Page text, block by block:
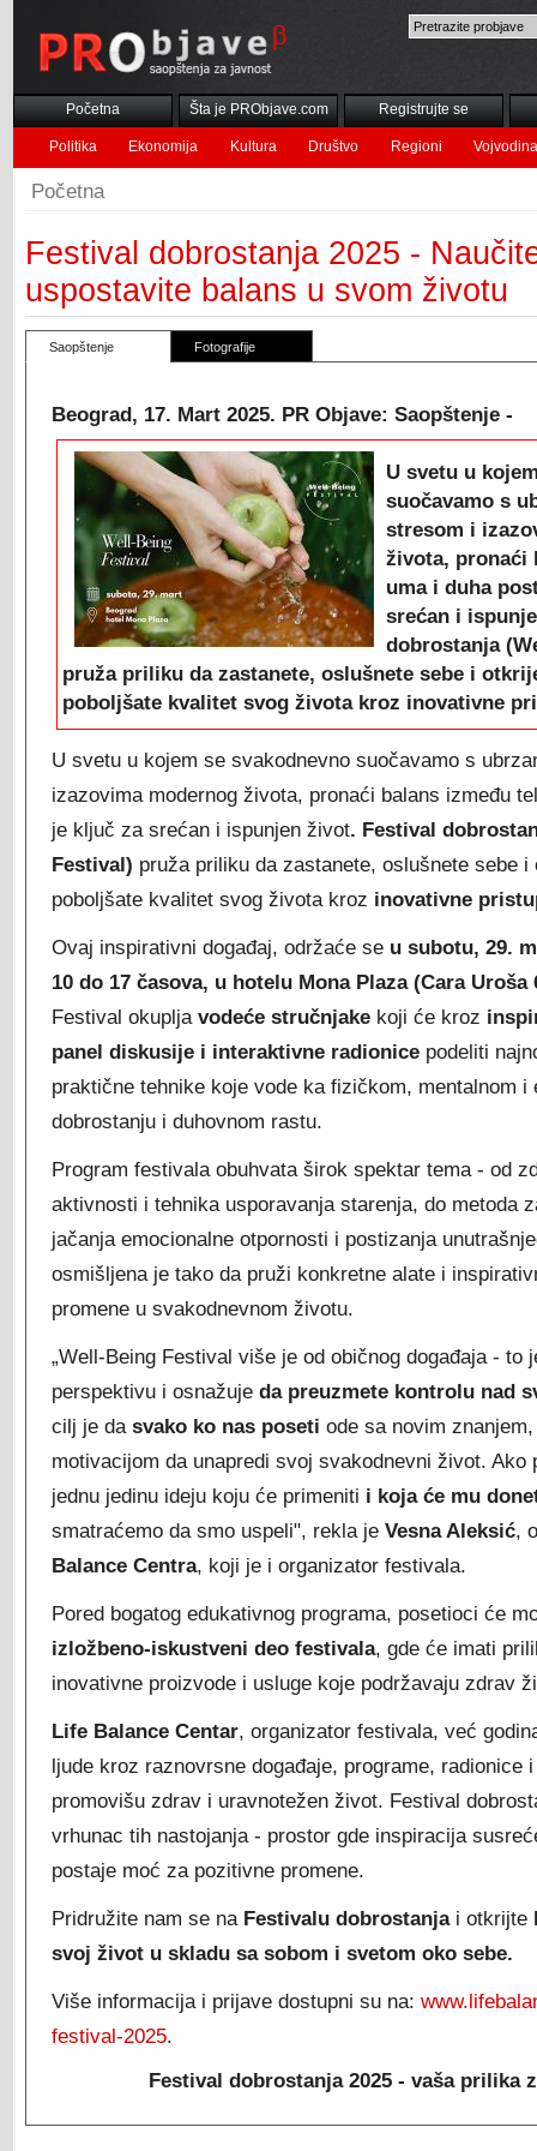
Početna Šta je PRObjave.com Registrujte se
Politika Ekonomija Kultura Društvo Regioni Vojvodina
Početna
Festival dobrostanja 2025 -
uspostavite balans u svom životu
Saopštenje Fotografije
Beograd, 17. Mart 2025. PR Objave: Saopštenje -
U svetu u
suočavamo s
stresom i
života, pronaći
uma i duha
srećan i
dobrostanja
pruža priliku da zastanete, oslušnete sebe i
poboljšate kvalitet svog života kroz inovativne
U svetu u kojem se svakodnevno suočavamo s
izazovima modernog života, pronaći balans između
je ključ za srećan i ispunjen život. Festival
Festival) pruža priliku da zastanete, oslušnete sebe i
poboljšate kvalitet svog života kroz inovativne
Ovaj inspirativni događaj, održaće se u subotu, 29.
10 do 17 časova, u hotelu Mona Plaza (Cara Uroša
Festival okuplja vodeće stručnjakekoji će kroz
panel diskusije i interaktivne radionicepodeliti
praktične tehnike koje vode ka fizičkom, mentalnom i
dobrostanju i duhovnom rastu.
Program festivala obuhvata širok spektar tema - od
aktivnosti i tehnika usporavanja starenja, do metoda
jačanja emocionalne otpornosti i postizanja
osmišljena je tako da pruži konkretne alate i
promene u svakodnevnom životu.
„Well-Being Festival više je od običnog događaja - to
perspektivu i osnažuje da preuzmete kontrolu nad
cilj je da svako ko nas poseti ode sa novim
motivacijom da unapredi svoj svakodnevni život. Ako
jednu jedinu ideju koju će primeniti i koja će mu
smatraćemo da smo uspeli", rekla je Vesna Aleksić,
Balance Centra, koji je i organizator festivala.
Pored bogatog edukativnog programa, posetioci će
izložbeno-iskustveni deo festivala, gde će imati
inovativne proizvode i usluge koje podržavaju zdrav
Life Balance Centar, organizator festivala, već
ljude kroz raznovrsne događaje, programe, radionice
promovišu zdrav i uravnotežen život. Festival
vrhunac tih nastojanja - prostor gde inspiracija
postaje moć za pozitivne promene.
Pridružite nam se naFestivalu dobrostanja i otkrijte
svoj život u skladu sa sobom i svetom oko sebe.
Više informacija i prijave dostupni su na:
festival-2025.
Festival dobrostanja 2025 - vaša prilika